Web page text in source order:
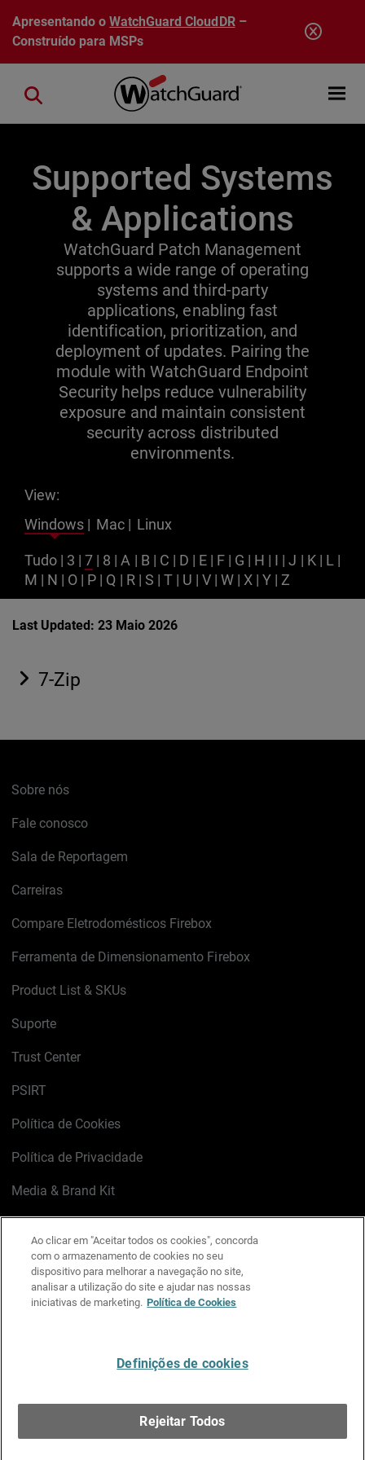
Pular para o conteúdo principal
Apresentando oWatchGuard CloudDR–
Construído para MSPs
Open
Close search
Supported Systems
& Applications
WatchGuard Patch Management
supports a wide range of operating
systems and third-party
applications, enabling fast
identification, prioritization, and
deployment of updates. Pairing the
module with WatchGuard Endpoint
Security helps reduce vulnerability
exposure and maintain consistent
security across distributed
environments.
View:
Windows | Mac | Linux
Tudo | 3 |7 | 8 | A | B | C | D | E | F | G | H | I |J | K | L |
M | N | O | P | Q | R | S | T | U | V |W | X |Y | Z
Last Updated: 23 Maio 2026
7-Zip
Sobre nós
Fale conosco
Sala de Reportagem
Carreiras
Compare Eletrodomésticos Firebox
Ferramenta de Dimensionamento Firebox
Product List & SKUs
Suporte
Trust Center
PSIRT
Política de Cookies
Política de Privacidade
Media & Brand Kit
LinkedIn
X FacebookInstagram
YouTube
Ao clicar em "Aceitar todos os cookies", concorda
com o armazenamento de cookies no seu
dispositivo para melhorar a navegação no site,
analisar a utilização do site e ajudar nas nossas
iniciativas de marketing. Política de Cookies
Definições de cookies
Rejeitar Todos